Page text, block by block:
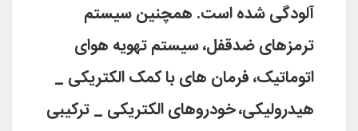
آلودگى شده است. همچنین سیستم
ترمزهاى ضدقفل، سیستم تهویه هواى
اتوماتیک، فرمان هاى با کمک الکتریکى _
هیدرولیکى، خودروهاى الکتریکى _ ترکیبى